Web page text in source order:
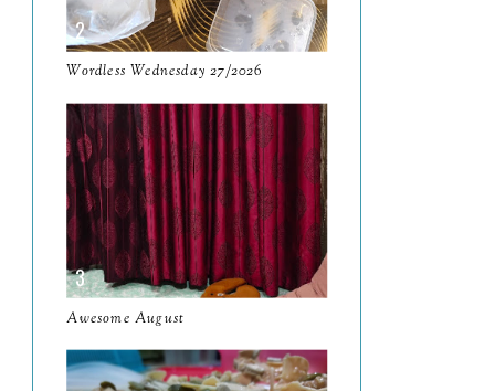
25/2025
5 KDrama Ringan dan
Apabila ...
Perkara Yang Pasti Adalah
Setiap Orang Akan
Mengha...
Wordless Wednesday
24/2025
Wordless Wednesday
Wordless Wednesday 27/2026
Awesome August